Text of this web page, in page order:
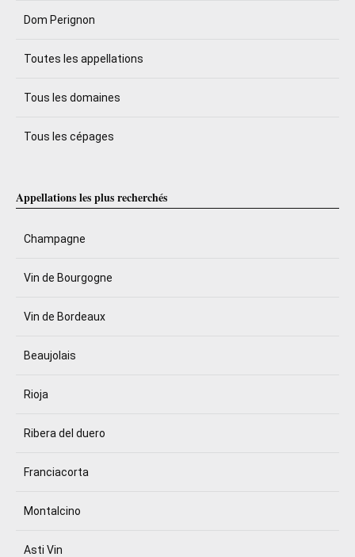
Dom Perignon
Toutes les appellations
Tous les domaines
Tous les cépages
Appellations les plus recherchés
Champagne
Vin de Bourgogne
Vin de Bordeaux
Beaujolais
Rioja
Ribera del duero
Franciacorta
Montalcino
Asti Vin